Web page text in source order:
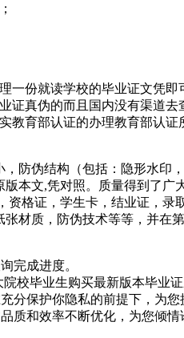
一份就读学校的毕业证文凭即
证真伪的而且国内没有渠道
教育部认证的办理教育部认
防伪结构（包括：隐形水印
本文,凭对照。质量得到了广
格证，学生卡，结业证，录
材质，防伪技术等等，并在
完成进度。
校毕业生购买最新版本毕业
分保护你隐私的前提下，为
质和效率不断优化，为您倾情